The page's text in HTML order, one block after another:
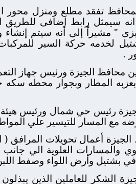
تفقد مطلع ومنزل محور
انه سيمثل رابط إضافى
" مشيراً إلى أنه سيتم
لخدمه حركة السير
.
محافظ الجيزة ورئيس جهاز
المطار وبجوار محطه
رئيس حي شمال ورئيس هيئة
مع المسار للتيسير علي
أعمال تحويلات المرافق (
والمسارات العلوية الي
بشتيل وأرض اللواء وصفط
الشكر للعاملين الذين